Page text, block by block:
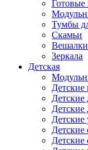
Тумбы
Скамьи
Вешалки
Зеркала
Детская
Детские
Детские
Детские
Детские
Детские